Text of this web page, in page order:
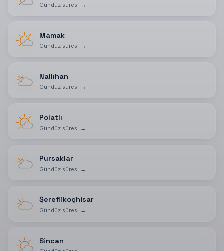
Gündüz süresi →
Mamak
Gündüz süresi →
Nallıhan
Gündüz süresi →
Polatlı
Gündüz süresi →
Pursaklar
Gündüz süresi →
Şereflikoçhisar
Gündüz süresi →
Sincan